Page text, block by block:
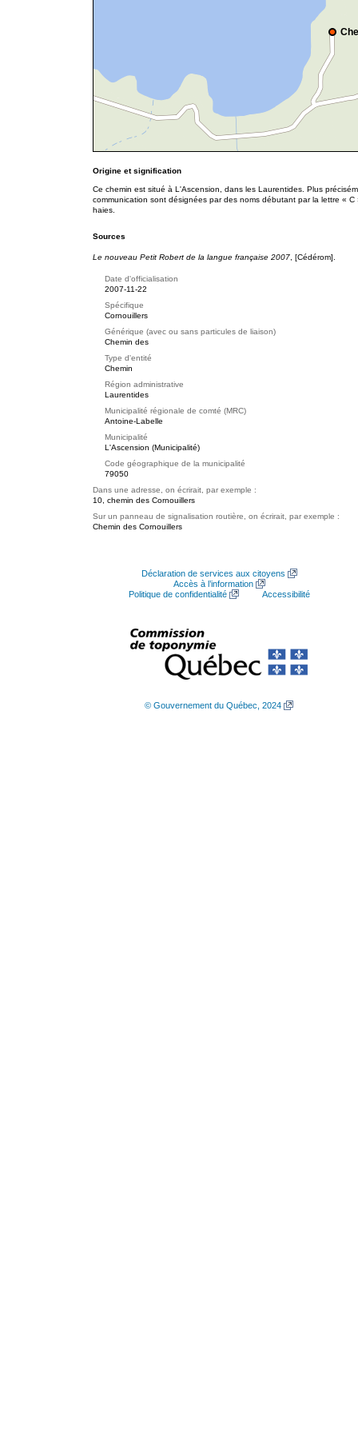
Origine et signification
Ce chemin est situé à L'Ascension, dans les Laurentides. Plus
communication sont désignées par des noms débutant par la lettre «
haies.
Sources
Le nouveau Petit Robert de la langue française 2007 , [Cédérom].
Date d'officialisation
2007-11-22
Spécifique
Cornouillers
Générique (avec ou sans particules de liaison)
Chemin des
Type d'entité
Chemin
Région administrative
Laurentides
Municipalité régionale de comté (MRC)
Antoine-Labelle
Municipalité
L'Ascension (Municipalité)
Code géographique de la municipalité
79050
Dans une adresse, on écrirait, par exemple :
10, chemin des Cornouillers
Sur un panneau de signalisation routière, on écrirait, par exemple :
Chemin des Cornouillers
Déclaration de services aux citoyens
Accès à l’information
Politique de confidentialité
Accessibilité
© Gouvernement du Québec, 2024